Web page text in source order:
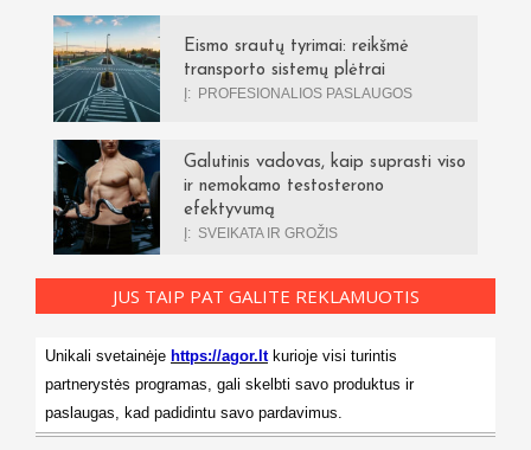
Eismo srautų tyrimai: reikšmė
transporto sistemų plėtrai
Į: PROFESIONALIOS PASLAUGOS
Galutinis vadovas, kaip suprasti viso
ir nemokamo testosterono
efektyvumą
Į: SVEIKATA IR GROŽIS
JUS TAIP PAT GALITE REKLAMUOTIS
Unikali svetainėje https://agor.ltkurioje visi turintis
partnerystės programas, gali skelbti savo produktus ir
paslaugas, kad padidintu savo pardavimus.